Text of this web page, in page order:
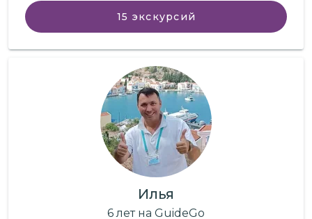
возвращаться!
15 экскурсий
Илья
6 летна GuideGo